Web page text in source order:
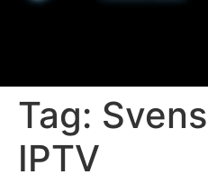
Tag:
IPTV